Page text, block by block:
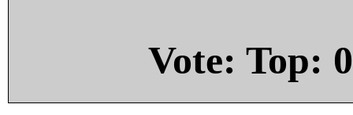
Vote: Top: 0